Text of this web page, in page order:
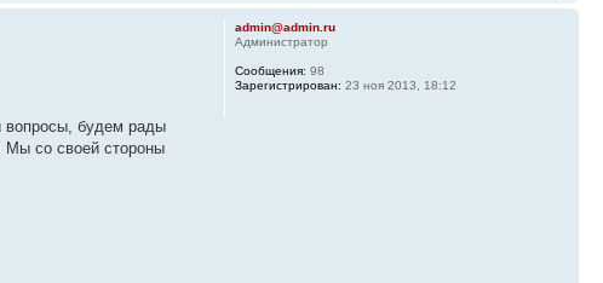
вопросы, будем рады
Мы со своей стороны
admin@admin.ru
Администратор
Сообщения: 98
Зарегистрирован: 23 ноя 2013, 18:12